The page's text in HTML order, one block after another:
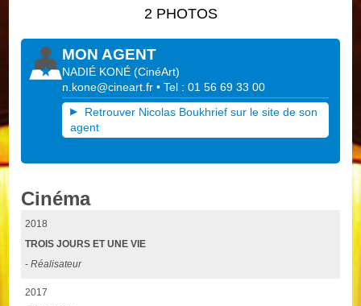
2 PHOTOS
MON AGENT
NADIÉ KONÉ (CinéArt)
n.kone@cineart.fr • Tel : 01 56 69 33 00
Retrouver Nicolas Boukhrief sur le site de son
agent
Cinéma
2018
TROIS JOURS ET UNE VIE
-Réalisateur
2017